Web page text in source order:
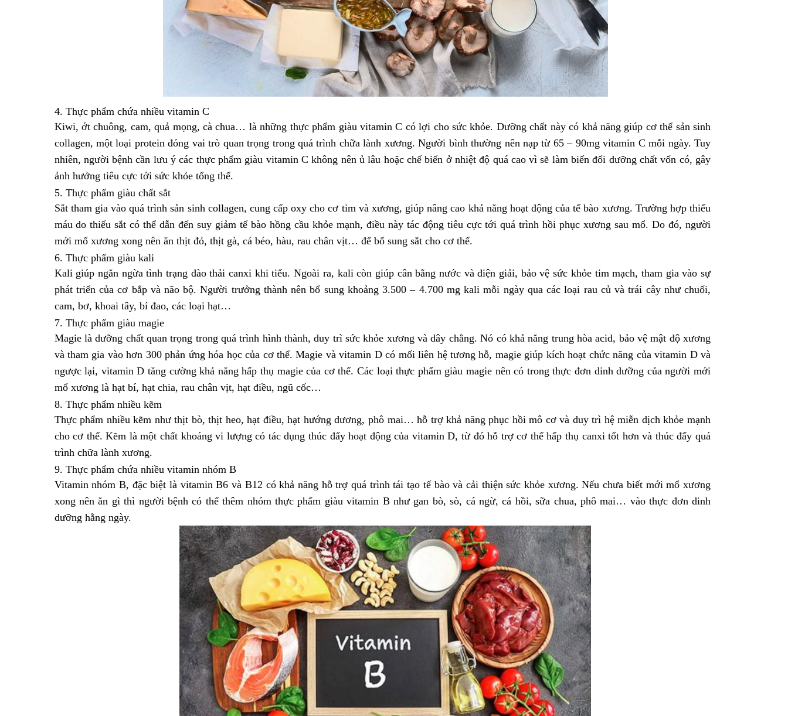
4. Thực phẩm chứa nhiều vitamin C
Kiwi, ớt chuông, cam, quả mọng, cà chua… là những thực phẩm giàu vitamin C có lợi cho sức khỏe. Dưỡng chất này có khả năng giúp cơ thể sản sinh
collagen, một loại protein đóng vai trò quan trọng trong quá trình chữa lành xương. Người bình thường nên nạp từ 65 – 90mg vitamin C mỗi ngày. Tuy
nhiên, người bệnh cần lưu ý các thực phẩm giàu vitamin C không nên ủ lâu hoặc chế biến ở nhiệt độ quá cao vì sẽ làm biến đổi dưỡng chất vốn có, gây
ảnh hưởng tiêu cực tới sức khỏe tổng thể.
5. Thực phẩm giàu chất sắt
Sắt tham gia vào quá trình sản sinh collagen, cung cấp oxy cho cơ tim và xương, giúp nâng cao khả năng hoạt động của tế bào xương. Trường hợp thiếu
máu do thiếu sắt có thể dẫn đến suy giảm tế bào hồng cầu khỏe mạnh, điều này tác động tiêu cực tới quá trình hồi phục xương sau mổ. Do đó, người
mới mổ xương xong nên ăn thịt đỏ, thịt gà, cá béo, hàu, rau chân vịt… để bổ sung sắt cho cơ thể.
6. Thực phẩm giàu kali
Kali giúp ngăn ngừa tình trạng đào thải canxi khi tiểu. Ngoài ra, kali còn giúp cân bằng nước và điện giải, bảo vệ sức khỏe tim mạch, tham gia vào sự
phát triển của cơ bắp và não bộ. Người trưởng thành nên bổ sung khoảng 3.500 – 4.700 mg kali mỗi ngày qua các loại rau củ và trái cây như chuối,
cam, bơ, khoai tây, bí đao, các loại hạt…
7. Thực phẩm giàu magie
Magie là dưỡng chất quan trọng trong quá trình hình thành, duy trì sức khỏe xương và dây chằng. Nó có khả năng trung hòa acid, bảo vệ mật độ xương
và tham gia vào hơn 300 phản ứng hóa học của cơ thể. Magie và vitamin D có mối liên hệ tương hỗ, magie giúp kích hoạt chức năng của vitamin D và
ngược lại, vitamin D tăng cường khả năng hấp thụ magie của cơ thể. Các loại thực phẩm giàu magie nên có trong thực đơn dinh dưỡng của người mới
mổ xương là hạt bí, hạt chia, rau chân vịt, hạt điều, ngũ cốc…
8. Thực phẩm nhiều kẽm
Thực phẩm nhiều kẽm như thịt bò, thịt heo, hạt điều, hạt hướng dương, phô mai… hỗ trợ khả năng phục hồi mô cơ và duy trì hệ miễn dịch khỏe mạnh
cho cơ thể. Kẽm là một chất khoáng vi lượng có tác dụng thúc đẩy hoạt động của vitamin D, từ đó hỗ trợ cơ thể hấp thụ canxi tốt hơn và thúc đẩy quá
trình chữa lành xương.
9. Thực phẩm chứa nhiều vitamin nhóm B
Vitamin nhóm B, đặc biệt là vitamin B6 và B12 có khả năng hỗ trợ quá trình tái tạo tế bào và cải thiện sức khỏe xương. Nếu chưa biết mới mổ xương
xong nên ăn gì thì người bệnh có thể thêm nhóm thực phẩm giàu vitamin B như gan bò, sò, cá ngừ, cá hồi, sữa chua, phô mai… vào thực đơn dinh
dưỡng hằng ngày.